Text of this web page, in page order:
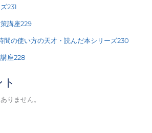
231
講座229
間の使い方の天才・読んだ本シリーズ230
座228
りません。